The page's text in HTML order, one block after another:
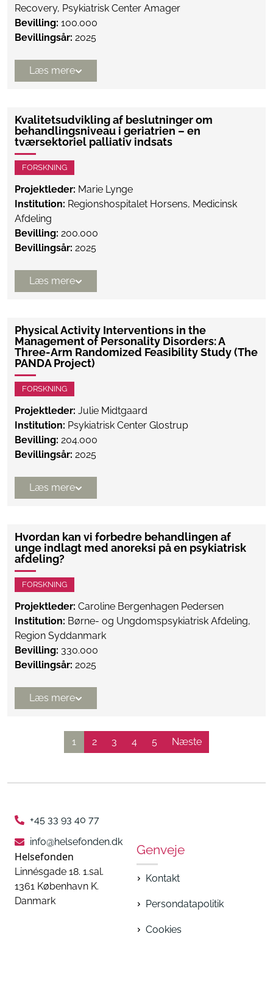
Recovery, Psykiatrisk Center Amager
Bevilling: 100.000
Bevillingsår: 2025
Læs mere
Kvalitetsudvikling af beslutninger om
behandlingsniveau i geriatrien – en
tværsektoriel palliativ indsats
FORSKNING
Projektleder: Marie Lynge
Institution: Regionshospitalet Horsens, Medicinsk
Afdeling
Bevilling: 200.000
Bevillingsår: 2025
Læs mere
Physical Activity Interventions in the
Management of Personality Disorders: A
Three-Arm Randomized Feasibility Study (The
PANDA Project)
FORSKNING
Projektleder: Julie Midtgaard
Institution: Psykiatrisk Center Glostrup
Bevilling: 204.000
Bevillingsår: 2025
Læs mere
Hvordan kan vi forbedre behandlingen af
unge indlagt med anoreksi på en psykiatrisk
afdeling?
FORSKNING
Projektleder: Caroline Bergenhagen Pedersen
Institution: Børne- og Ungdomspsykiatrisk Afdeling,
Region Syddanmark
Bevilling: 330.000
Bevillingsår: 2025
Læs mere
1 2 3 4 5 Næste
+45 33 93 40 77
info@helsefonden.dk
Helsefonden
Linnésgade 18. 1.sal.
1361 København K.
Danmark
Genveje
Kontakt
Persondatapolitik
Cookies